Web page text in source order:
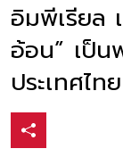
อิมพีเรียล
อ้อน” เป็น
ประเทศไทย